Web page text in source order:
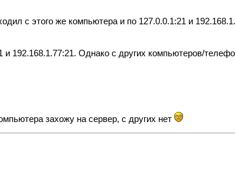
с этого же компьютера и по 127.0.0.1:21 и
192.168.1.77:21. Однако с других компьютеров/
захожу на сервер, с других нет